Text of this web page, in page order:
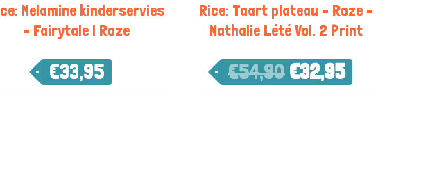
Melamine kinderservies
– Fairytale | Roze
€33,95
Rice: Taart plateau – Roze –
Nathalie Lété Vol. 2 Print
€54,90 €32,95